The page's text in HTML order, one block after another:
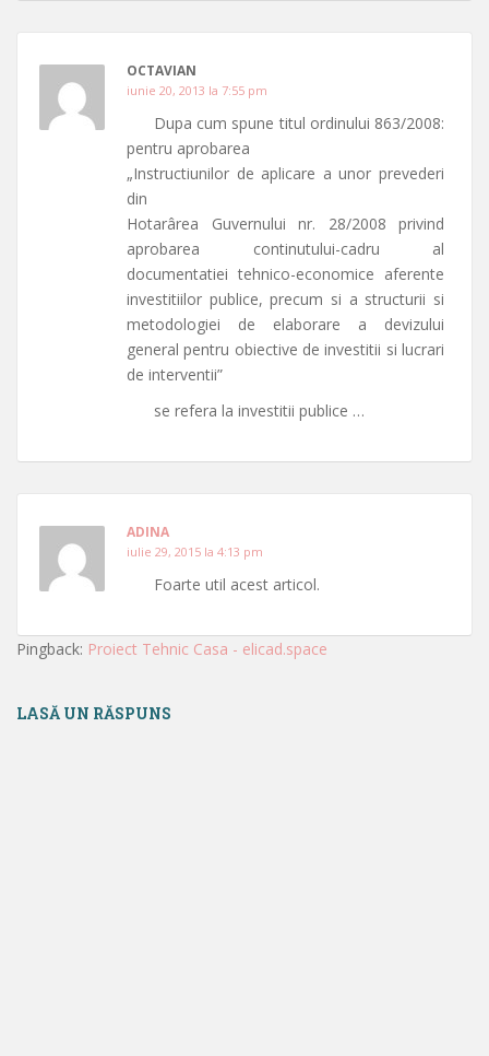
OCTAVIAN
iunie 20, 2013 la 7:55 pm
Dupa cum spune titul ordinului 863/2008:
pentru aprobarea
„Instructiunilor de aplicare a unor prevederi
din
Hotarârea Guvernului nr. 28/2008 privind
aprobarea continutului-cadru al
documentatiei tehnico-economice aferente
investitiilor publice, precum si a structurii si
metodologiei de elaborare a devizului
general pentru obiective de investitii si lucrari
de interventii”
se refera la investitii publice …
ADINA
iulie 29, 2015 la 4:13 pm
Foarte util acest articol.
Pingback: Proiect Tehnic Casa - elicad.space
LASĂ UN RĂSPUNS